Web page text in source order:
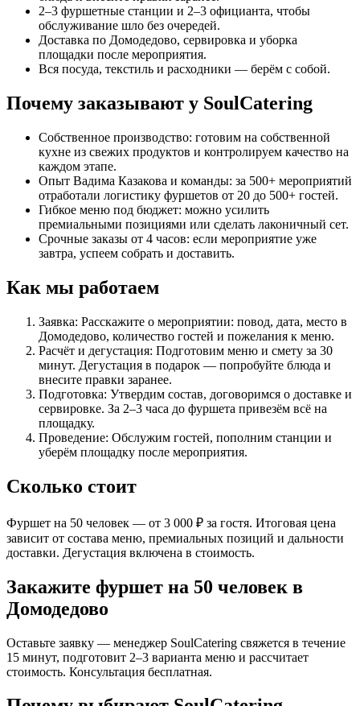
2–3 фуршетные станции и 2–3 официанта, чтобы
обслуживание шло без очередей.
Доставка по Домодедово, сервировка и уборка
площадки после мероприятия.
Вся посуда, текстиль и расходники — берём с собой.
Почему заказывают у SoulCatering
Собственное производство: готовим на собственной
кухне из свежих продуктов и контролируем качество на
каждом этапе.
Опыт Вадима Казакова и команды: за 500+ мероприятий
отработали логистику фуршетов от 20 до 500+ гостей.
Гибкое меню под бюджет: можно усилить
премиальными позициями или сделать лаконичный сет.
Срочные заказы от 4 часов: если мероприятие уже
завтра, успеем собрать и доставить.
Как мы работаем
Заявка: Расскажите о мероприятии: повод, дата, место в
Домодедово, количество гостей и пожелания к меню.
Расчёт и дегустация: Подготовим меню и смету за 30
минут. Дегустация в подарок — попробуйте блюда и
внесите правки заранее.
Подготовка: Утвердим состав, договоримся о доставке и
сервировке. За 2–3 часа до фуршета привезём всё на
площадку.
Проведение: Обслужим гостей, пополним станции и
уберём площадку после мероприятия.
Сколько стоит
Фуршет на 50 человек — от 3 000 ₽ за гостя. Итоговая цена
зависит от состава меню, премиальных позиций и дальности
доставки. Дегустация включена в стоимость.
Закажите фуршет на 50 человек в
Домодедово
Оставьте заявку — менеджер SoulCatering свяжется в течение
15 минут, подготовит 2–3 варианта меню и рассчитает
стоимость. Консультация бесплатная.